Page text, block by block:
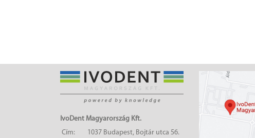
IvoDent Magyarország Kft.
Cím:
1037 Budapest, Bojtár utca 56.